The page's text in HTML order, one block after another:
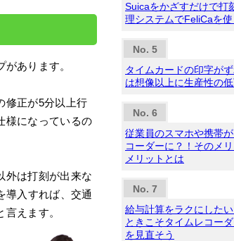
あります。
修正が5分以上行
様になっているの
外は打刻が出来な
導入すれば、交通
えます。
Suicaをかざすだけで打
理システムでFeliCaを
タイムカードの印字が
は想像以上に生産性の低
従業員のスマホや携帯
コーダーに？！そのメ
メリットとは
給与計算をラクにした
ときこそタイムレコー
を見直そう